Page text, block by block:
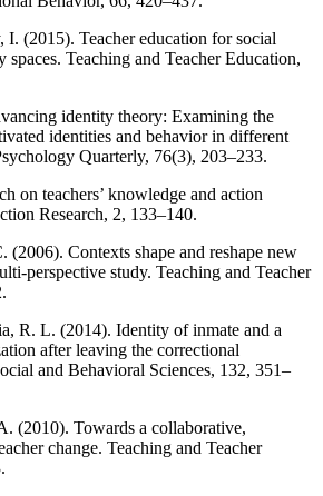
(2015). Teacher education for social
Teaching and Teacher Education,
identity theory: Examining the
identities and behavior in different
Quarterly, 76(3), 203–233.
on teachers’ knowledge and action
Research, 2, 133–140.
Contexts shape and reshape new
perspective study. Teaching and Teacher
R. L. (2014). Identity of inmate and a
after leaving the correctional
and Behavioral Sciences, 132, 351–
(2010). Towards a collaborative,
change. Teaching and Teacher